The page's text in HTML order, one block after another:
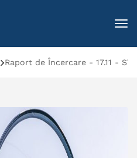
Raport de Încercare - 17.11 -